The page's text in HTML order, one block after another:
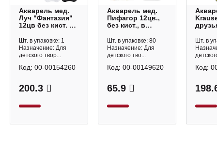
Акварель мед.
Луч "Фантазия"
12цв без кист. в
2333-08
Шт. в упаковке: 1
Назначение: Для
детского твор...
200.3
Код: 00-00154260
Акварель мед.
Пифагор 12цв.,
без кист., в
Шт. в упаковке: 80
Назначение: Для
детского тво...
65.9
Код: 00-00149620
Шт. в
Код: